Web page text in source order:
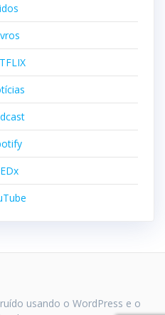
usando o WordPress e o